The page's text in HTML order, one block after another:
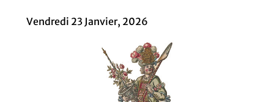
Vendredi 23 Janvier, 2026